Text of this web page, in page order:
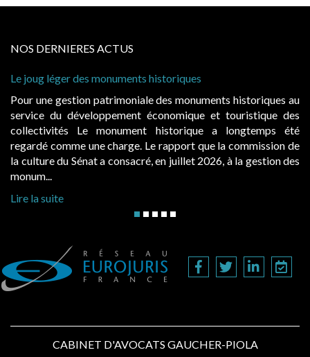
NOS DERNIERES ACTUS
monuments historiques au
et touristique des
a longtemps été
que la commission de
juillet 2026, à la gestion des
Cabines de plage : le juge admet
Evocatrices des bains de mer,
également un beau sujet
public, elles donnent lieu au
d’occupation. Saisies par des
CABINET D'AVOCATS GAUCHER-PIOLA